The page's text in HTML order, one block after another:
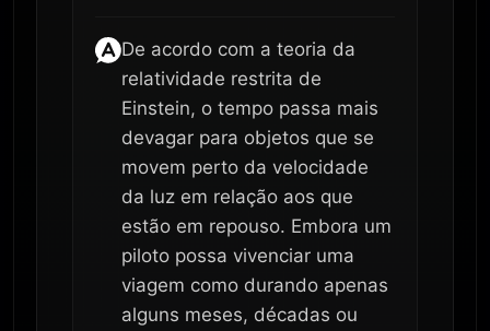
De acordo com a teoria da
relatividade restrita de
Einstein, o tempo passa mais
devagar para objetos que se
movem perto da velocidade
da luz em relação aos que
estão em repouso. Embora um
piloto possa vivenciar uma
viagem como durando apenas
alguns meses, décadas ou